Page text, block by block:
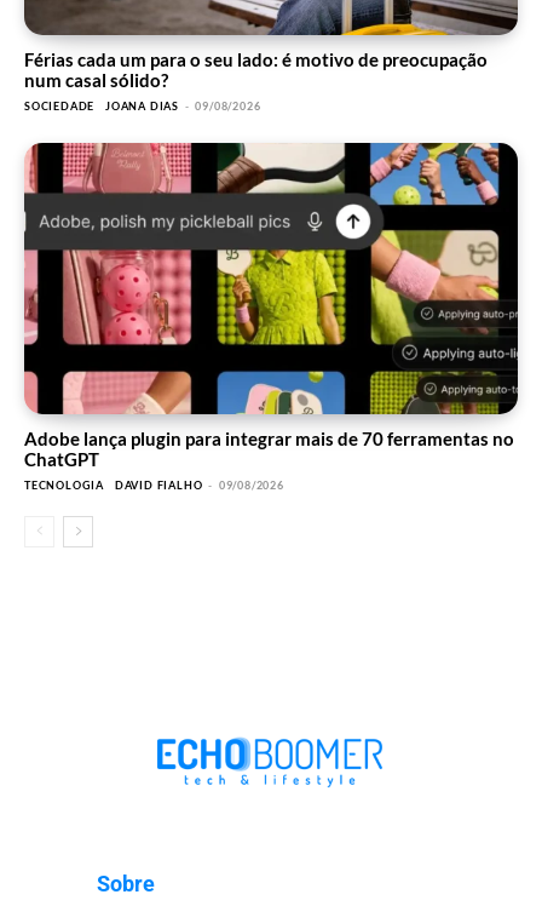
Férias cada um para o seu lado: é motivo de preocupação
num casal sólido?
SOCIEDADE JOANA DIAS - 09/08/2026
Adobe lança plugin para integrar mais de 70 ferramentas no
ChatGPT
TECNOLOGIA DAVID FIALHO - 09/08/2026
Sobre